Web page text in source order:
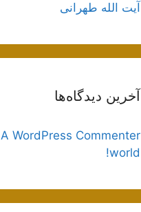
آیت الله طهرانی
آخرین دیدگاه‌ها
A WordPress Commenter
world!